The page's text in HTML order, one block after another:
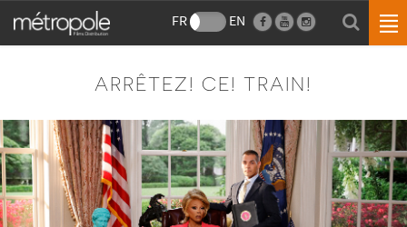
FR EN
ARRÊTEZ! CE! TRAIN!